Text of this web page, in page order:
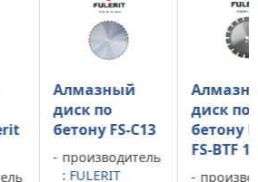
Алмазный
диск по
бетону FS-C13
производитель
FULERIT
Алмазный
диск по
бетону
FS-BTF 13